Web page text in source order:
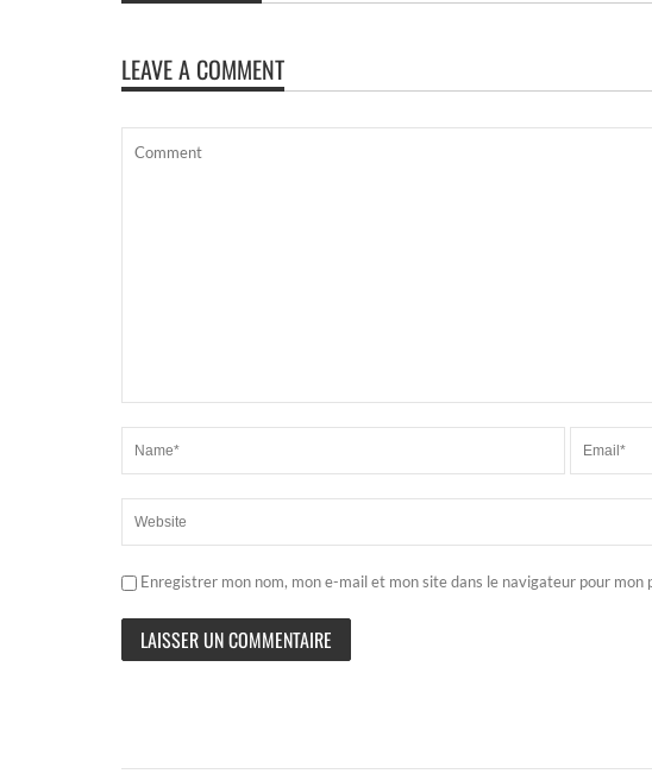
LEAVE A COMMENT
Enregistrer mon nom, mon e-mail et mon site dans le navigateur pour mon